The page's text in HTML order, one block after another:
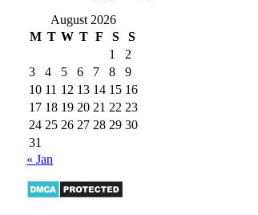
August 2026
M T W T F S
S
1
2
3
4 5 6 7 8
9
10 11 12 13 14 15 16
17 18 19 20 21 22 23
24 25 26 27 28 29 30
31
« Jan